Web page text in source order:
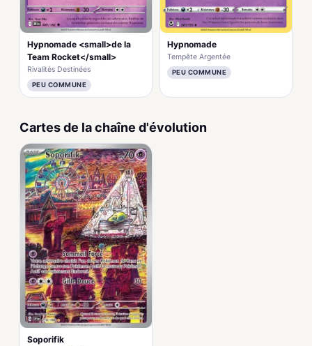
Hypnomade <small>de la
Team Rocket</small>
Rivalités Destinées
PEU COMMUNE
Hypnomade
Tempête Argentée
PEU COMMUNE
Cartes de la chaîne d'évolution
Soporifik